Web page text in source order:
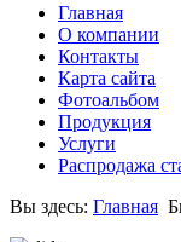
Главная
О компании
Контакты
Карта сайта
Фотоальбом
Продукция
Услуги
Распродажа
Вы здесь: Главная